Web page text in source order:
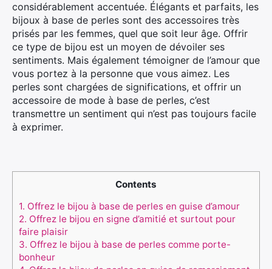
considérablement accentuée. Élégants et parfaits, les
bijoux à base de perles sont des accessoires très
prisés par les femmes, quel que soit leur âge. Offrir
ce type de bijou est un moyen de dévoiler ses
sentiments. Mais également témoigner de l’amour que
vous portez à la personne que vous aimez. Les
perles sont chargées de significations, et offrir un
accessoire de mode à base de perles, c’est
transmettre un sentiment qui n’est pas toujours facile
à exprimer.
Contents
1. Offrez le bijou à base de perles en guise d’amour
2. Offrez le bijou en signe d’amitié et surtout pour
faire plaisir
3. Offrez le bijou à base de perles comme porte-
bonheur